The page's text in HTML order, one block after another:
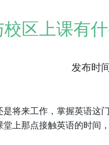
区上课有
发布时
将来工作，掌握英语这
上那点接触英语的时间